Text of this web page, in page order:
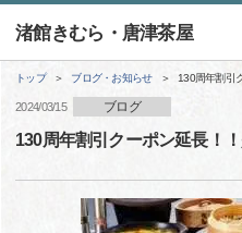
渚館きむら・唐津茶屋
トップ ブログ・お知らせ 130周年割引
2024/03/15 ブログ
130周年割引クーポン延長！